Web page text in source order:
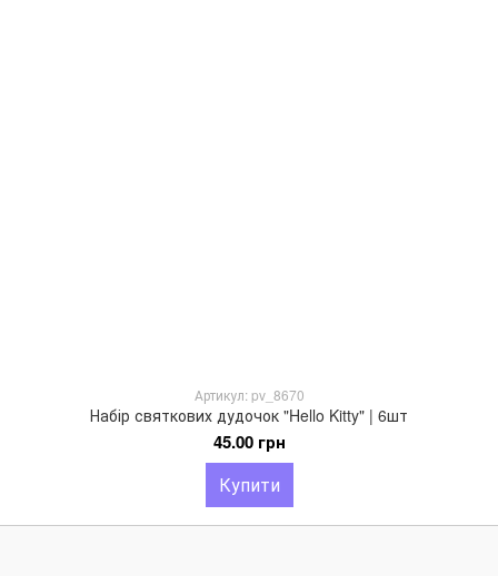
Артикул: pv_8670
Набір святкових дудочок "Hello Kitty" | 6шт
45.00 грн
Купити